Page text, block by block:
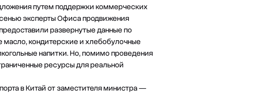
путем поддержки коммерческих
эксперты Офиса продвижения
развернутые данные по
кондитерские и хлебобулочные
напитки. Но, помимо проведения
ресурсы для реальной
в Китай от заместителя министра —